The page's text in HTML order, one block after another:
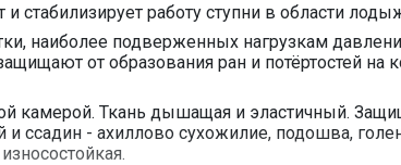
стабилизирует работу ступни в области
наиболее подверженных нагрузкам
от образования ран и потёртостей
камерой. Ткань дышащая и эластичный.
ссадин - ахиллово сухожилие, подошва,